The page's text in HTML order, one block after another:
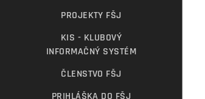
PROJEKTY FŠJ
KIS - KLUBOVÝ
INFORMAČNÝ SYSTÉM
ČLENSTVO FŠJ
PRIHLÁŠKA DO FŠJ